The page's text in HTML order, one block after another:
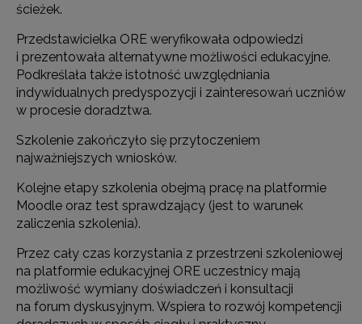
ścieżek.
Przedstawicielka ORE weryfikowała odpowiedzi
i prezentowała alternatywne możliwości edukacyjne.
Podkreślała także istotność uwzględniania
indywidualnych predyspozycji i zainteresowań uczniów
w procesie doradztwa.
Szkolenie zakończyło się przytoczeniem
najważniejszych wniosków.
Kolejne etapy szkolenia obejmą pracę na platformie
Moodle oraz test sprawdzający (jest to warunek
zaliczenia szkolenia).
Przez cały czas korzystania z przestrzeni szkoleniowej
na platformie edukacyjnej ORE uczestnicy mają
możliwość wymiany doświadczeń i konsultacji
na forum dyskusyjnym. Wspiera to rozwój kompetencji